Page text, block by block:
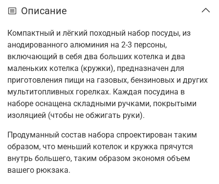
Описание
Компактный и лёгкий походный набор посуды, из
анодированного алюминия на 2-3 персоны,
включающий в себя два больших котелка и два
маленьких котелка (кружки), предназначен для
приготовления пищи на газовых, бензиновых и других
мультитопливных горелках. Каждая посудина в
наборе оснащена складными ручками, покрытыми
изоляцией (чтобы не обжигать руки).
Продуманный состав набора спроектирован таким
образом, что меньший котелок и кружка прячутся
внутрь большего, таким образом экономя объем
вашего рюкзака.